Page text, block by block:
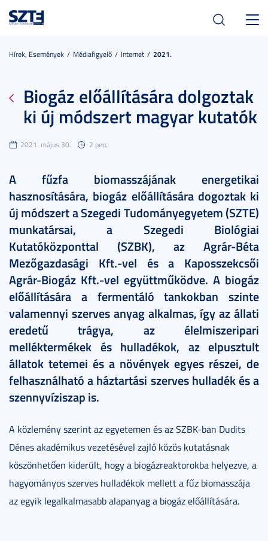
Hírek, Események Médiafigyelő Internet 2021.
Biogáz előállítására dolgoztak
ki új módszert magyar kutatók
2021. május 30. 2 perc
A fűzfa biomasszájának energetikai
hasznosítására, biogáz előállítására dogoztak ki
új módszert a Szegedi Tudományegyetem (SZTE)
munkatársai, a Szegedi Biológiai
Kutatóközponttal (SZBK), az Agrár-Béta
Mezőgazdasági Kft.-vel és a Kaposszekcsői
Agrár-Biogáz Kft.-vel együttműködve. A biogáz
előállítására a fermentáló tankokban szinte
valamennyi szerves anyag alkalmas, így az állati
eredetű trágya, az élelmiszeripari
melléktermékek és hulladékok, az elpusztult
állatok tetemei és a növények egyes részei, de
felhasználható a háztartási szerves hulladék és a
szennyvíziszap is.
A közlemény szerint az egyetemen és az SZBK-ban Dudits
Dénes akadémikus vezetésével zajló közös kutatásnak
köszönhetően kiderült, hogy a biogázreaktorokba helyezve, a
hagyományos szerves hulladékok mellett a fűz biomasszája
az egyik legalkalmasabb alapanyag a biogáz előállítására.